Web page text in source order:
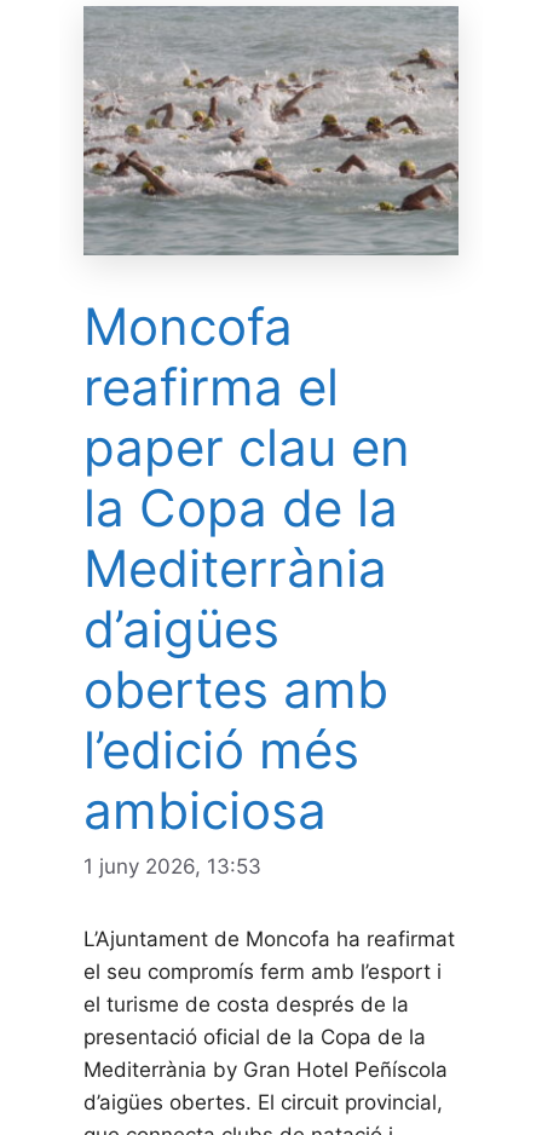
Moncofa
reafirma el
paper clau en
la Copa de la
Mediterrània
d’aigües
obertes amb
l’edició més
ambiciosa
1 juny 2026, 13:53
L’Ajuntament de Moncofa ha reafirmat
el seu compromís ferm amb l’esport i
el turisme de costa després de la
presentació oficial de la Copa de la
Mediterrània by Gran Hotel Peñíscola
d’aigües obertes. El circuit provincial,